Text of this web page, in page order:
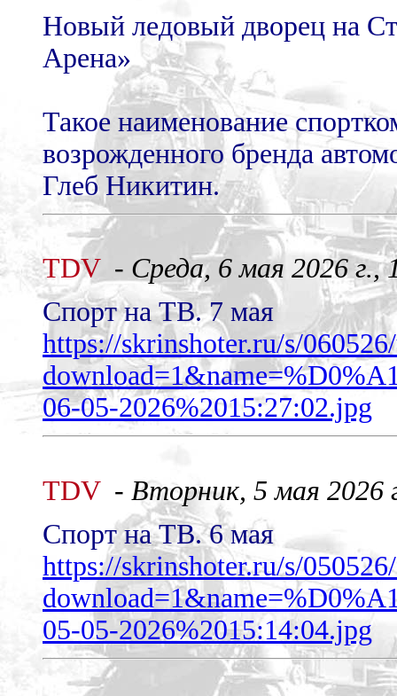
Новый ледовый дворец на
Арена»
Такое наименование
возрожденного бренда
Глеб Никитин.
TDV- Среда, 6 мая 2026 г.,
Спорт на ТВ. 7 мая
https://skrinshoter.ru/s/
06-05-2026%2015:27:02.jpg
TDV- Вторник, 5 мая 2026
Спорт на ТВ. 6 мая
https://skrinshoter.ru/s/
05-05-2026%2015:14:04.jpg